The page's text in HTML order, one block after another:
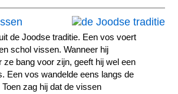
de Joodse traditie. Een vos voert
schol vissen. Wanneer hij
ze bang voor zijn, geeft hij wel een
Een vos wandelde eens langs de
zag hij dat de vissen